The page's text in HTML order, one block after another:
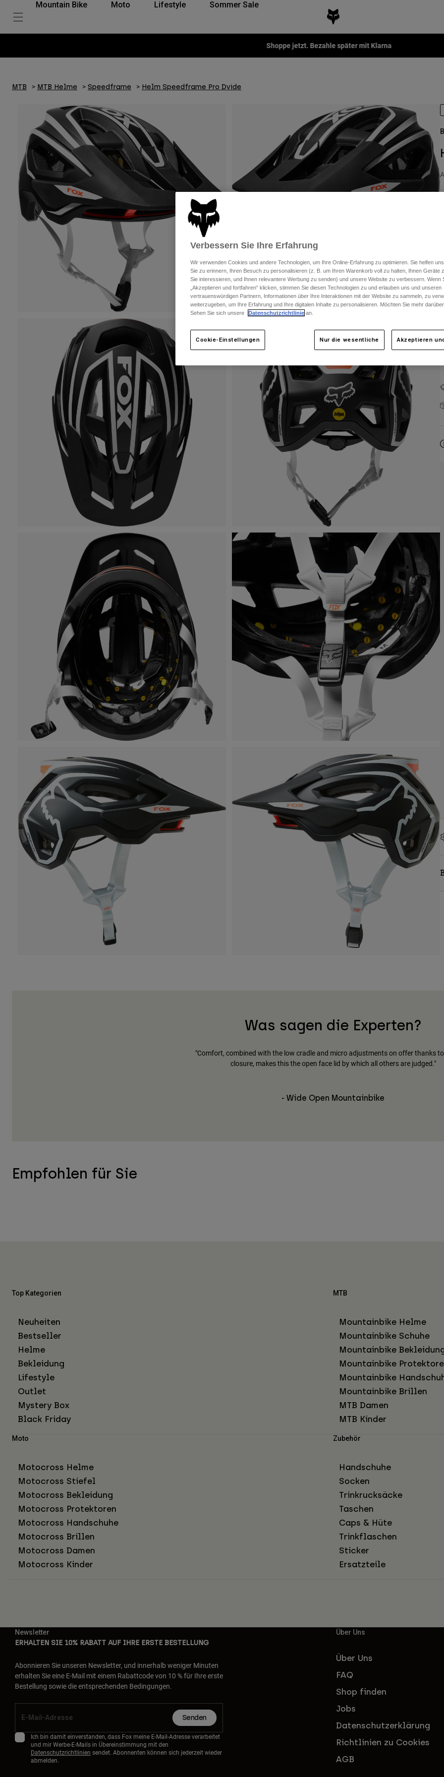
Mountain Bike Moto Lifestyle Sommer Sale
Shoppe jetzt. Bezahle später mit Klarna
MTB MTB Helme Speedframe Helm Speedframe Pro Dvide
Was sagen die Experten?
"Comfort, combined with the low cradle and micro adjustments on offer thanks
closure, makes this the open face lid by which all others are judged."
- Wide Open Mountainbike
Empfohlen für Sie
Top Kategorien
Neuheiten
Bestseller
Helme
Bekleidung
Lifestyle
Outlet
Mystery Box
Black Friday
MTB
Mountainbike Helme
Mountainbike Schuhe
Mountainbike
Mountainbike
Mountainbike
Mountainbike Brillen
MTB Damen
MTB Kinder
Moto
Motocross Helme
Motocross Stiefel
Motocross Bekleidung
Motocross Protektoren
Motocross Handschuhe
Motocross Brillen
Motocross Damen
Motocross Kinder
Zubehör
Handschuhe
Socken
Trinkrucksäcke
Taschen
Caps & Hüte
Trinkflaschen
Sticker
Ersatzteile
Newsletter
ERHALTEN SIE 10% RABATT AUF IHRE ERSTE BESTELLUNG
Abonnieren Sie unseren Newsletter, und innerhalb weniger Minuten
erhalten Sie eine E-Mail mit einem Rabattcode von 10 % für Ihre erste
Bestellung sowie die entsprechenden Bedingungen.
Senden
Ich bin damit einverstanden, dass Fox meine E-Mail-Adresse verarbeitet
und mir Werbe-E-Mails in Übereinstimmung mit den
Datenschutzrichtlinien sendet. Abonnenten können sich jederzeit wieder
abmelden.
Über Uns
Über Uns
FAQ
Shop finden
Jobs
Datenschutzerklärung
Richtlinien zu Cookies
AGB
Verbessern Sie Ihre Erfahrung
Wir verwenden Cookies und andere Technologien, um Ihre Online-Erfahrung zu optimieren. Sie helfen
Sie zu erinnern, Ihren Besuch zu personalisieren (z. B. um Ihren Warenkorb voll zu halten, Ihnen Geräte
Sie interessieren, und Ihnen relevantere Werbung zu senden) und unsere Website zu verbessern. Wenn
„Akzeptieren und fortfahren“ klicken, stimmen Sie diesen Technologien zu und erlauben uns und unseren
vertrauenswürdigen Partnern, Informationen über Ihre Interaktionen mit der Website zu sammeln, zu
weiterzugeben, um Ihre Erfahrung und Ihre digitalen Inhalte zu personalisieren. Möchten Sie mehr
Sehen Sie sich unsere
Datenschutzrichtlinie an.
Cookie-Einstellungen Nur die wesentliche Akzeptieren